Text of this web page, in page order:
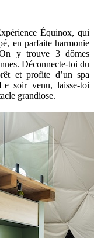
Équinox, qui
en parfaite harmonie
y trouve 3 dômes
Déconnecte-toi du
et profite d’un spa
soir venu, laisse-toi
grandiose.